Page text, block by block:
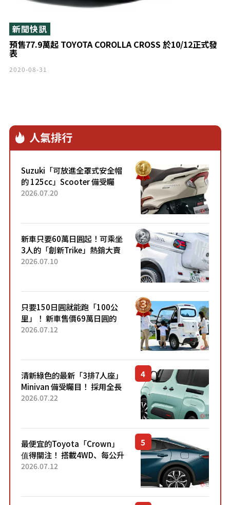
預售77.9萬起 TOYOTA COROLLA CROSS 於10/12正式發
表
新聞快訊
2020-08-31
人氣排行
Suzuki「可放進全罩式安全帽
的 125cc」Scooter 備受矚
目！採用全新流線設計與各項
2026.07.20
新車只要60萬日圓起！可乘坐
3人的「創新Trike」熱銷大賣
成為人氣車款！「養車成本真
2026.07.10
只要150日圓就能跑「100公
里」！ 新車售價69萬日圓的
「3人座」Trike大受歡迎！ 順
2026.07.12
清新綠色的最新「3排7人座」
Minivan 備受矚目！ 採用全長
4.7公尺剛剛好的車身尺寸與
2026.07.22
最便宜的Toyota「Crown」
值得關注！ 搭載4WD、每公升
22.4公里低油耗表現超亮眼！
2026.07.12